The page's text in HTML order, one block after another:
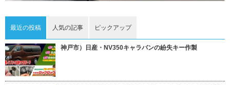
最近の投稿 人気の記事 ピックアップ
神戸市）日産・NV350キャラバンの紛失キー作製